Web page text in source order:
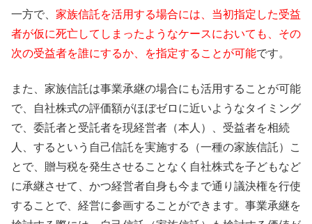
一方で、 家族信託を活用する場合には、当初指定した受益
者が仮に死亡してしまったようなケースにおいても、その
次の受益者を誰にするか、を指定することが可能です。
また、家族信託は事業承継の場合にも活用することが可能
で、自社株式の評価額がほぼゼロに近いようなタイミング
で、委託者と受託者を現経営者（本人）、受益者を相続
人、するという自己信託を実施する（一種の家族信託）こ
とで、贈与税を発生させることなく自社株式を子どもなど
に承継させて、かつ経営者自身も今まで通り議決権を行使
することで、経営に参画することができます。事業承継を